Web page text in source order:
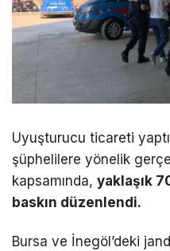
Uyuşturucu ticareti
şüphelilere yönelik
kapsamında, yaklaşık
baskın düzenlendi.
Bursa ve İnegöl’deki